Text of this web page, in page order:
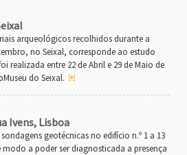
arqueológicos recolhidos durante a
no Seixal, corresponde ao estudo
realizada entre 22 de Abril e 29 de Maio de
do Seixal.
Ivens, Lisboa
geotécnicas no edifício n.º 1 a 13
a poder ser diagnosticada a presença